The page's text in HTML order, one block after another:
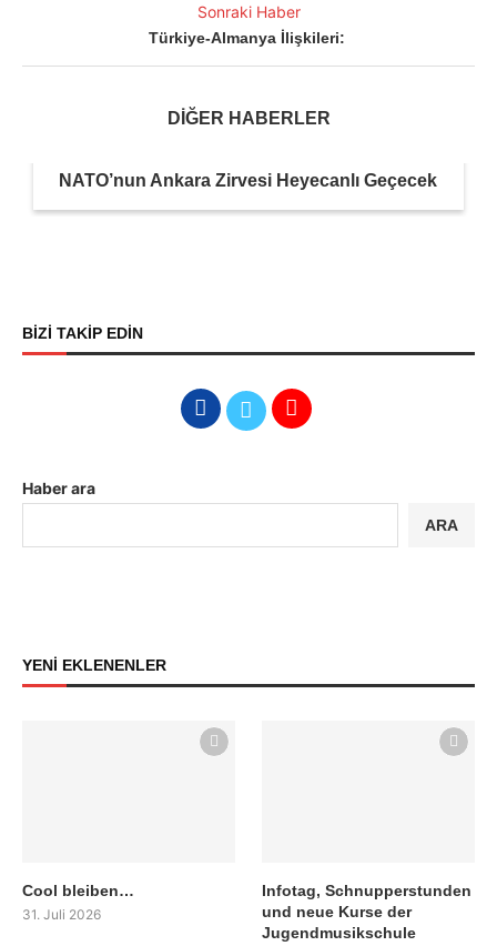
Sonraki Haber
Türkiye-Almanya İlişkileri:
DİĞER HABERLER
NATO’nun Ankara Zirvesi Heyecanlı Geçecek
BİZİ TAKİP EDİN
Haber ara
ARA
YENİ EKLENENLER
Cool bleiben…
31. Juli 2026
Infotag, Schnupperstunden
und neue Kurse der
Jugendmusikschule